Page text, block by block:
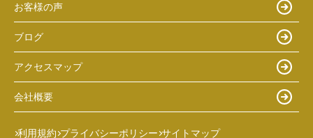
お客様の声
ブログ
アクセスマップ
会社概要
利用規約 プライバシーポリシー サイトマップ